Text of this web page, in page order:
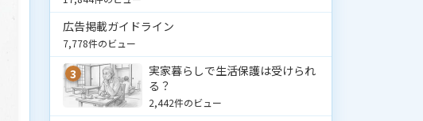
広告掲載ガイドライン
7,778件のビュー
3
実家暮らしで生活保護は受けられ
る？
2,442件のビュー